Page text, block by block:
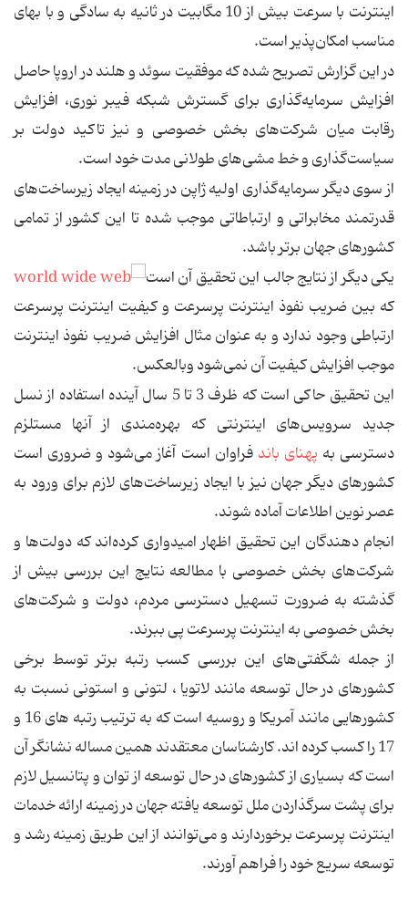
اینترنت با سرعت بیش از 10 مگابیت در ثانیه به سادگی و با بهای
مناسب امكان‌پذیر است.
در این گزارش تصریح شده كه موفقیت سوئد و هلند در اروپا حاصل
افزایش سرمایه‌گذاری برای گسترش شبكه فیبر نوری، افزایش
رقابت میان شركت‌های بخش خصوصی و نیز تاكید دولت بر
سیاست‌گذاری و خط مشی‌های طولانی مدت خود است.
از سوی دیگر سرمایه‌گذاری اولیه ژاپن در زمینه ایجاد زیرساخت‌های
قدرتمند مخابراتی و ارتباطاتی موجب شده تا این كشور از تمامی
كشورهای جهان برتر باشد.
یكی دیگر از نتایج جالب این تحقیق آن است
كه بین ضریب نفوذ اینترنت پرسرعت و كیفیت اینترنت پرسرعت
ارتباطی وجود ندارد و به عنوان مثال افزایش ضریب نفوذ اینترنت
موجب افزایش كیفیت آن نمی‌شود وبالعكس.
این تحقیق حاكی است كه ظرف 3 تا 5 سال آینده استفاده از نسل
جدید سرویس‌های اینترنتی كه بهره‌مندی از آنها مستلزم
دسترسی به پهنای باند فراوان است آغاز می‌شود و ضروری است
كشورهای دیگر جهان نیز با ایجاد زیرساخت‌های لازم برای ورود به
عصر نوین اطلاعات آماده شوند.
انجام دهندگان این تحقیق اظهار امیدواری كرده‌اند كه دولت‌ها و
شركت‌های بخش خصوصی با مطالعه نتایج این بررسی بیش از
گذشته به ضرورت تسهیل دسترسی مردم، دولت و شركت‌های
بخش خصوصی به اینترنت پرسرعت پی ببرند.
از جمله شگفتی‌های این بررسی كسب رتبه برتر توسط برخی
كشورهای در حال توسعه مانند لاتویا ، لتونی و استونی نسبت به
كشورهایی مانند آمریكا و روسیه است كه به ترتیب رتبه های 16 و
17 را كسب كرده اند. كارشناسان معتقدند همین مساله نشانگر آن
است كه بسیاری از كشورهای در حال توسعه از توان و پتانسیل لازم
برای پشت سرگذاردن ملل توسعه یافته جهان در زمینه ارائه خدمات
اینترنت پرسرعت برخوردارند و می‌توانند از این طریق زمینه رشد و
توسعه سریع خود را فراهم آورند.